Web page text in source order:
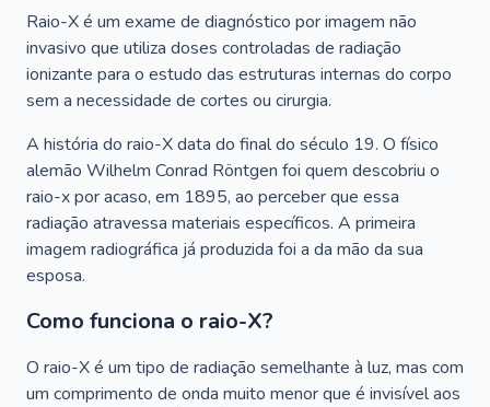
Raio-X é um exame de diagnóstico por imagem não
invasivo que utiliza doses controladas de radiação
ionizante para o estudo das estruturas internas do corpo
sem a necessidade de cortes ou cirurgia.
A história do raio-X data do final do século 19. O físico
alemão Wilhelm Conrad Röntgen foi quem descobriu o
raio-x por acaso, em 1895, ao perceber que essa
radiação atravessa materiais específicos. A primeira
imagem radiográfica já produzida foi a da mão da sua
esposa.
Como funciona o raio-X?
O raio-X é um tipo de radiação semelhante à luz, mas com
um comprimento de onda muito menor que é invisível aos